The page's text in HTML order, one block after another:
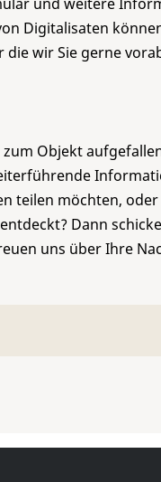
Digitalisaten
die wir Sie gerne
Objekt
teilen möchten, oder
Dann
uns über Ihre